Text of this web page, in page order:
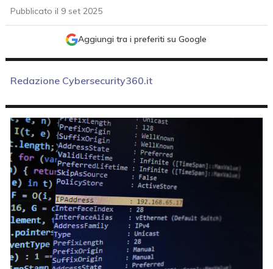
Pubblicato il 9 set 2025
Aggiungi tra i preferiti su Google
Redazione Cybersecurity360.it